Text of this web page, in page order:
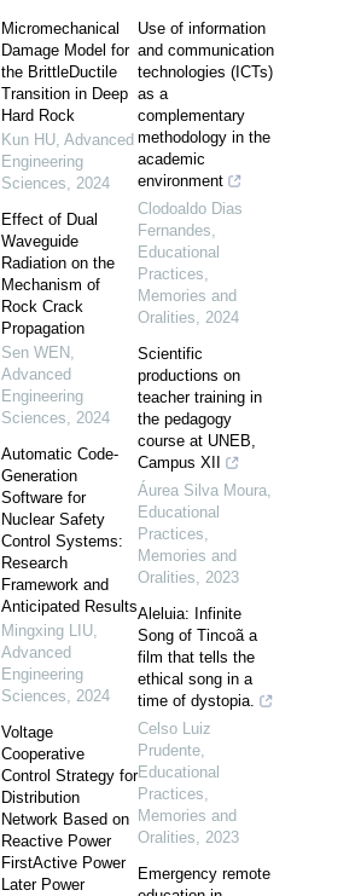
Micromechanical
Damage Model for
the BrittleDuctile
Transition in Deep
Hard Rock
Kun HU, Advanced
Engineering
Sciences, 2024
Effect of Dual
Waveguide
Radiation on the
Mechanism of
Rock Crack
Propagation
Sen WEN ,
Advanced
Engineering
Sciences, 2024
Automatic Code-
Generation
Software for
Nuclear Safety
Control Systems:
Research
Framework and
Anticipated Results
Mingxing LIU,
Advanced
Engineering
Sciences, 2024
Voltage
Cooperative
Control Strategy for
Distribution
Network Based on
Reactive Power
FirstActive Power
Later Power
Use of information
and communication
technologies (ICTs)
as a
complementary
methodology in the
academic
environment
Clodoaldo Dias
Fernandes,
Educational
Practices,
Memories and
Oralities, 2024
Scientific
productions on
teacher training in
the pedagogy
course at UNEB,
Campus XII
Áurea Silva Moura,
Educational
Practices,
Memories and
Oralities, 2023
Aleluia: Infinite
Song of Tincoã a
film that tells the
ethical song in a
time of dystopia.
Celso Luiz
Prudente,
Educational
Practices,
Memories and
Oralities, 2023
Emergency remote